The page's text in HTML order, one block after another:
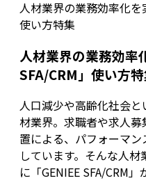
人材業界の業務効率化を
使い方特集
人材業界の業務効率
SFA/CRM」使い方
人口減少や高齢化社会
材業界。求職者や求人
置による、パフォーマ
しています。そんな人
に「GENIEE SFA/CRM